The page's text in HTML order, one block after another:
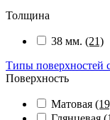
Толщина
38 мм. (21)
Типы поверхностей
Поверхность
Матовая